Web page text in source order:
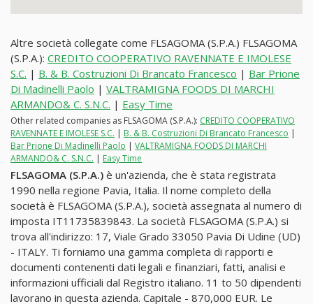
Altre società collegate come FLSAGOMA (S.P.A.) FLSAGOMA
(S.P.A.): CREDITO COOPERATIVO RAVENNATE E IMOLESE
S.C. | B. & B. Costruzioni Di Brancato Francesco | Bar Prione
Di Madinelli Paolo | VALTRAMIGNA FOODS DI MARCHI
ARMANDO& C. S.N.C. | Easy Time
Other related companies as FLSAGOMA (S.P.A.): CREDITO COOPERATIVO
RAVENNATE E IMOLESE S.C. | B. & B. Costruzioni Di Brancato Francesco |
Bar Prione Di Madinelli Paolo | VALTRAMIGNA FOODS DI MARCHI
ARMANDO& C. S.N.C. | Easy Time
FLSAGOMA (S.P.A.) è un'azienda, che è stata registrata
1990 nella regione Pavia, Italia. Il nome completo della
società è FLSAGOMA (S.P.A.), società assegnata al numero di
imposta IT11735839843. La società FLSAGOMA (S.P.A.) si
trova all'indirizzo: 17, Viale Grado 33050 Pavia Di Udine (UD)
- ITALY. Ti forniamo una gamma completa di rapporti e
documenti contenenti dati legali e finanziari, fatti, analisi e
informazioni ufficiali dal Registro italiano. 11 to 50 dipendenti
lavorano in questa azienda. Capitale - 870,000 EUR. Le